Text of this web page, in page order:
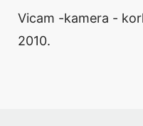
Vicam -kamera -
2010.